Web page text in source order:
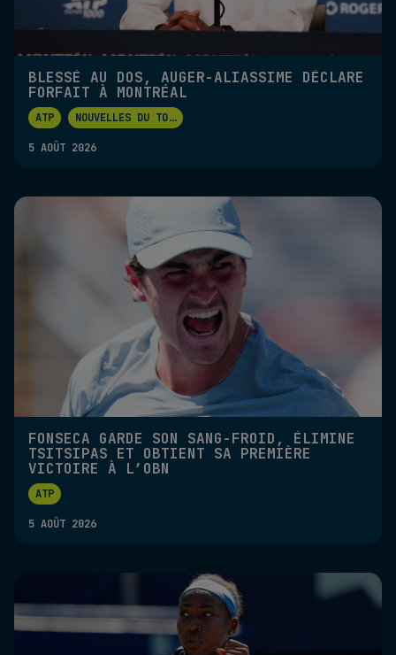
BLESSÉ AU DOS, AUGER-ALIASSIME DÉCLARE
FORFAIT À MONTRÉAL
ATP NOUVELLES DU TO...
5 AOÛT 2026
FONSECA GARDE SON SANG-FROID, ÉLIMINE
TSITSIPAS ET OBTIENT SA PREMIÈRE
VICTOIRE À L’OBN
ATP
5 AOÛT 2026